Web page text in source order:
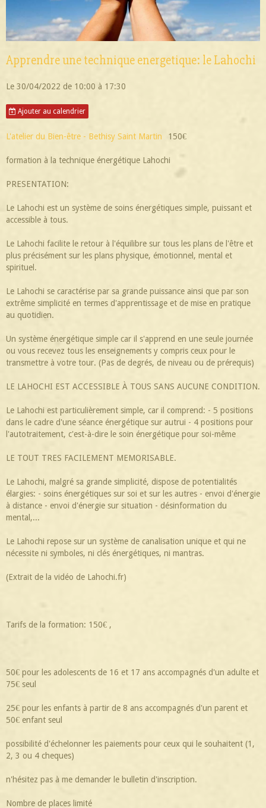
Apprendre une technique energetique: le Lahochi
Le 30/04/2022 de 10:00 à 17:30
Ajouter au calendrier
L'atelier du Bien-être - Bethisy Saint Martin 150€
formation à la technique énergétique Lahochi
PRESENTATION:
Le Lahochi est un système de soins énergétiques simple, puissant et
accessible à tous.
Le Lahochi facilite le retour à l'équilibre sur tous les plans de l'être et
plus précisément sur les plans physique, émotionnel, mental et
spirituel.
Le Lahochi se caractérise par sa grande puissance ainsi que par son
extrême simplicité en termes d'apprentissage et de mise en pratique
au quotidien.
Un système énergétique simple car il s'apprend en une seule journée
ou vous recevez tous les enseignements y compris ceux pour le
transmettre à votre tour. (Pas de degrés, de niveau ou de prérequis)
LE LAHOCHI EST ACCESSIBLE À TOUS SANS AUCUNE CONDITION.
Le Lahochi est particulièrement simple, car il comprend: - 5 positions
dans le cadre d'une séance énergétique sur autrui - 4 positions pour
l'autotraitement, c'est-à-dire le soin énergétique pour soi-même
LE TOUT TRES FACILEMENT MEMORISABLE.
Le Lahochi, malgré sa grande simplicité, dispose de potentialités
élargies: - soins énergétiques sur soi et sur les autres - envoi d'énergie
à distance - envoi d'énergie sur situation - désinformation du
mental,...
Le Lahochi repose sur un système de canalisation unique et qui ne
nécessite ni symboles, ni clés énergétiques, ni mantras.
(Extrait de la vidéo de Lahochi.fr)
Tarifs de la formation: 150€ ,
50€ pour les adolescents de 16 et 17 ans accompagnés d'un adulte et
75€ seul
25€ pour les enfants à partir de 8 ans accompagnés d'un parent et
50€ enfant seul
possibilité d'échelonner les paiements pour ceux qui le souhaitent (1,
2, 3 ou 4 cheques)
n'hésitez pas à me demander le bulletin d'inscription.
Nombre de places limité